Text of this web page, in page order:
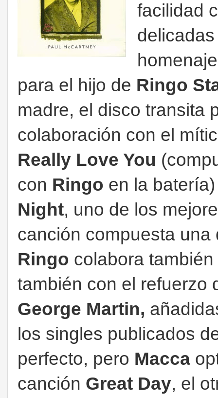
facilidad
para el hijo de Ringo
madre, el disco transita
colaboración con el
Really Love You
con Ringo en la
Night, uno de los
canción compuesta
Ringo colabora
también con el refuerzo
George Martin,
los singles publicados
perfecto, pero Macca
canción Great Day, el